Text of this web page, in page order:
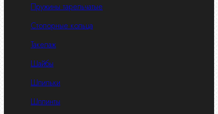
Пружины тарельчатые
Стопорные кольца
Такелаж
Шайбы
Шпильки
Шплинты